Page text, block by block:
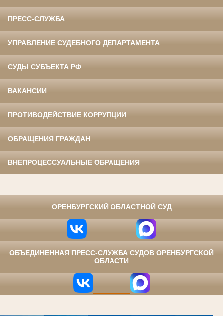
ПРЕСС-СЛУЖБА
УПРАВЛЕНИЕ СУДЕБНОГО ДЕПАРТАМЕНТА
СУДЫ СУБЪЕКТА РФ
ВАКАНСИИ
ПРОТИВОДЕЙСТВИЕ КОРРУПЦИИ
ОБРАЩЕНИЯ ГРАЖДАН
ВНЕПРОЦЕССУАЛЬНЫЕ ОБРАЩЕНИЯ
ОРЕНБУРГСКИЙ ОБЛАСТНОЙ СУД
ОБЪЕДИНЕННАЯ ПРЕСС-СЛУЖБА СУДОВ ОРЕНБУРГСКОЙ
ОБЛАСТИ